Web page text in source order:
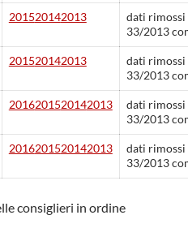
201520142013
dati rimossi
33/2013
201520142013
dati rimossi
33/2013
2016201520142013
dati rimossi
33/2013
2016201520142013
dati rimossi
33/2013
consiglieri in ordine